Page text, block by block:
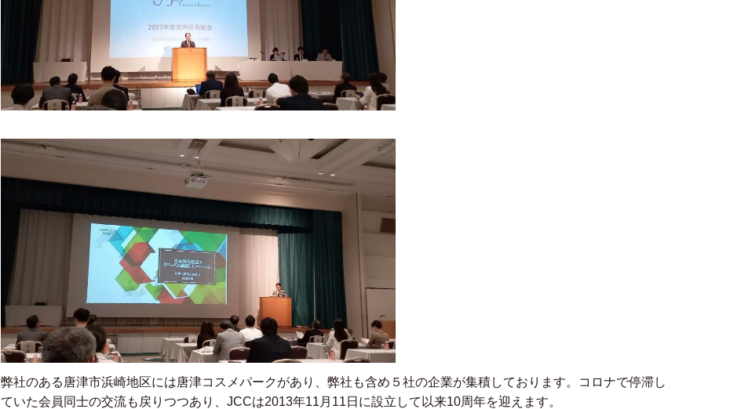
弊社のある唐津市浜崎地区には唐津コスメパークがあり、弊社も含め５社の企業が集積しております。コロナで停滞し
ていた会員同士の交流も戻りつつあり、JCCは2013年11月11日に設立して以来10周年を迎えます。